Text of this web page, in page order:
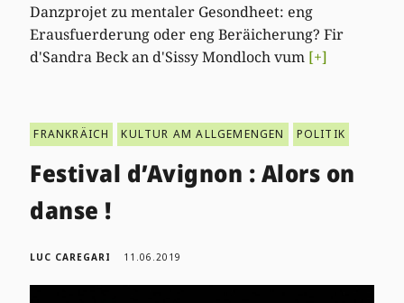
Danzprojet zu mentaler Gesondheet: eng
Erausfuerderung oder eng Beräicherung? Fir
d'Sandra Beck an d'Sissy Mondloch vum [+]
FRANKRÄICH KULTUR AM ALLGEMENGEN POLITIK
Festival d’Avignon : Alors on
danse !
LUC CAREGARI 11.06.2019